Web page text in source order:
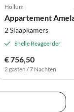
Hollum
Appartement
2 Slaapkamers
Snelle Reageerder
€ 756,50
2 gasten / 7 Nachten